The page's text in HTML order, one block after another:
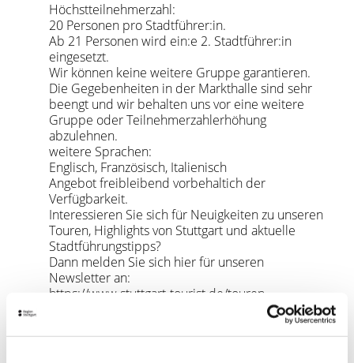
Höchstteilnehmerzahl:
20 Personen pro Stadtführer:in.
Ab 21 Personen wird ein:e 2. Stadtführer:in
eingesetzt.
Wir können keine weitere Gruppe garantieren.
Die Gegebenheiten in der Markthalle sind sehr
beengt und wir behalten uns vor eine weitere
Gruppe oder Teilnehmerzahlerhöhung
abzulehnen.
weitere Sprachen:
Englisch, Französisch, Italienisch
Angebot freibleibend vorbehaltich der
Verfügbarkeit.
Interessieren Sie sich für Neuigkeiten zu unseren
Touren, Highlights von Stuttgart und aktuelle
Stadtführungstipps?
Dann melden Sie sich hier für unseren
Newsletter an:
https://www.stuttgart-tourist.de/touren-